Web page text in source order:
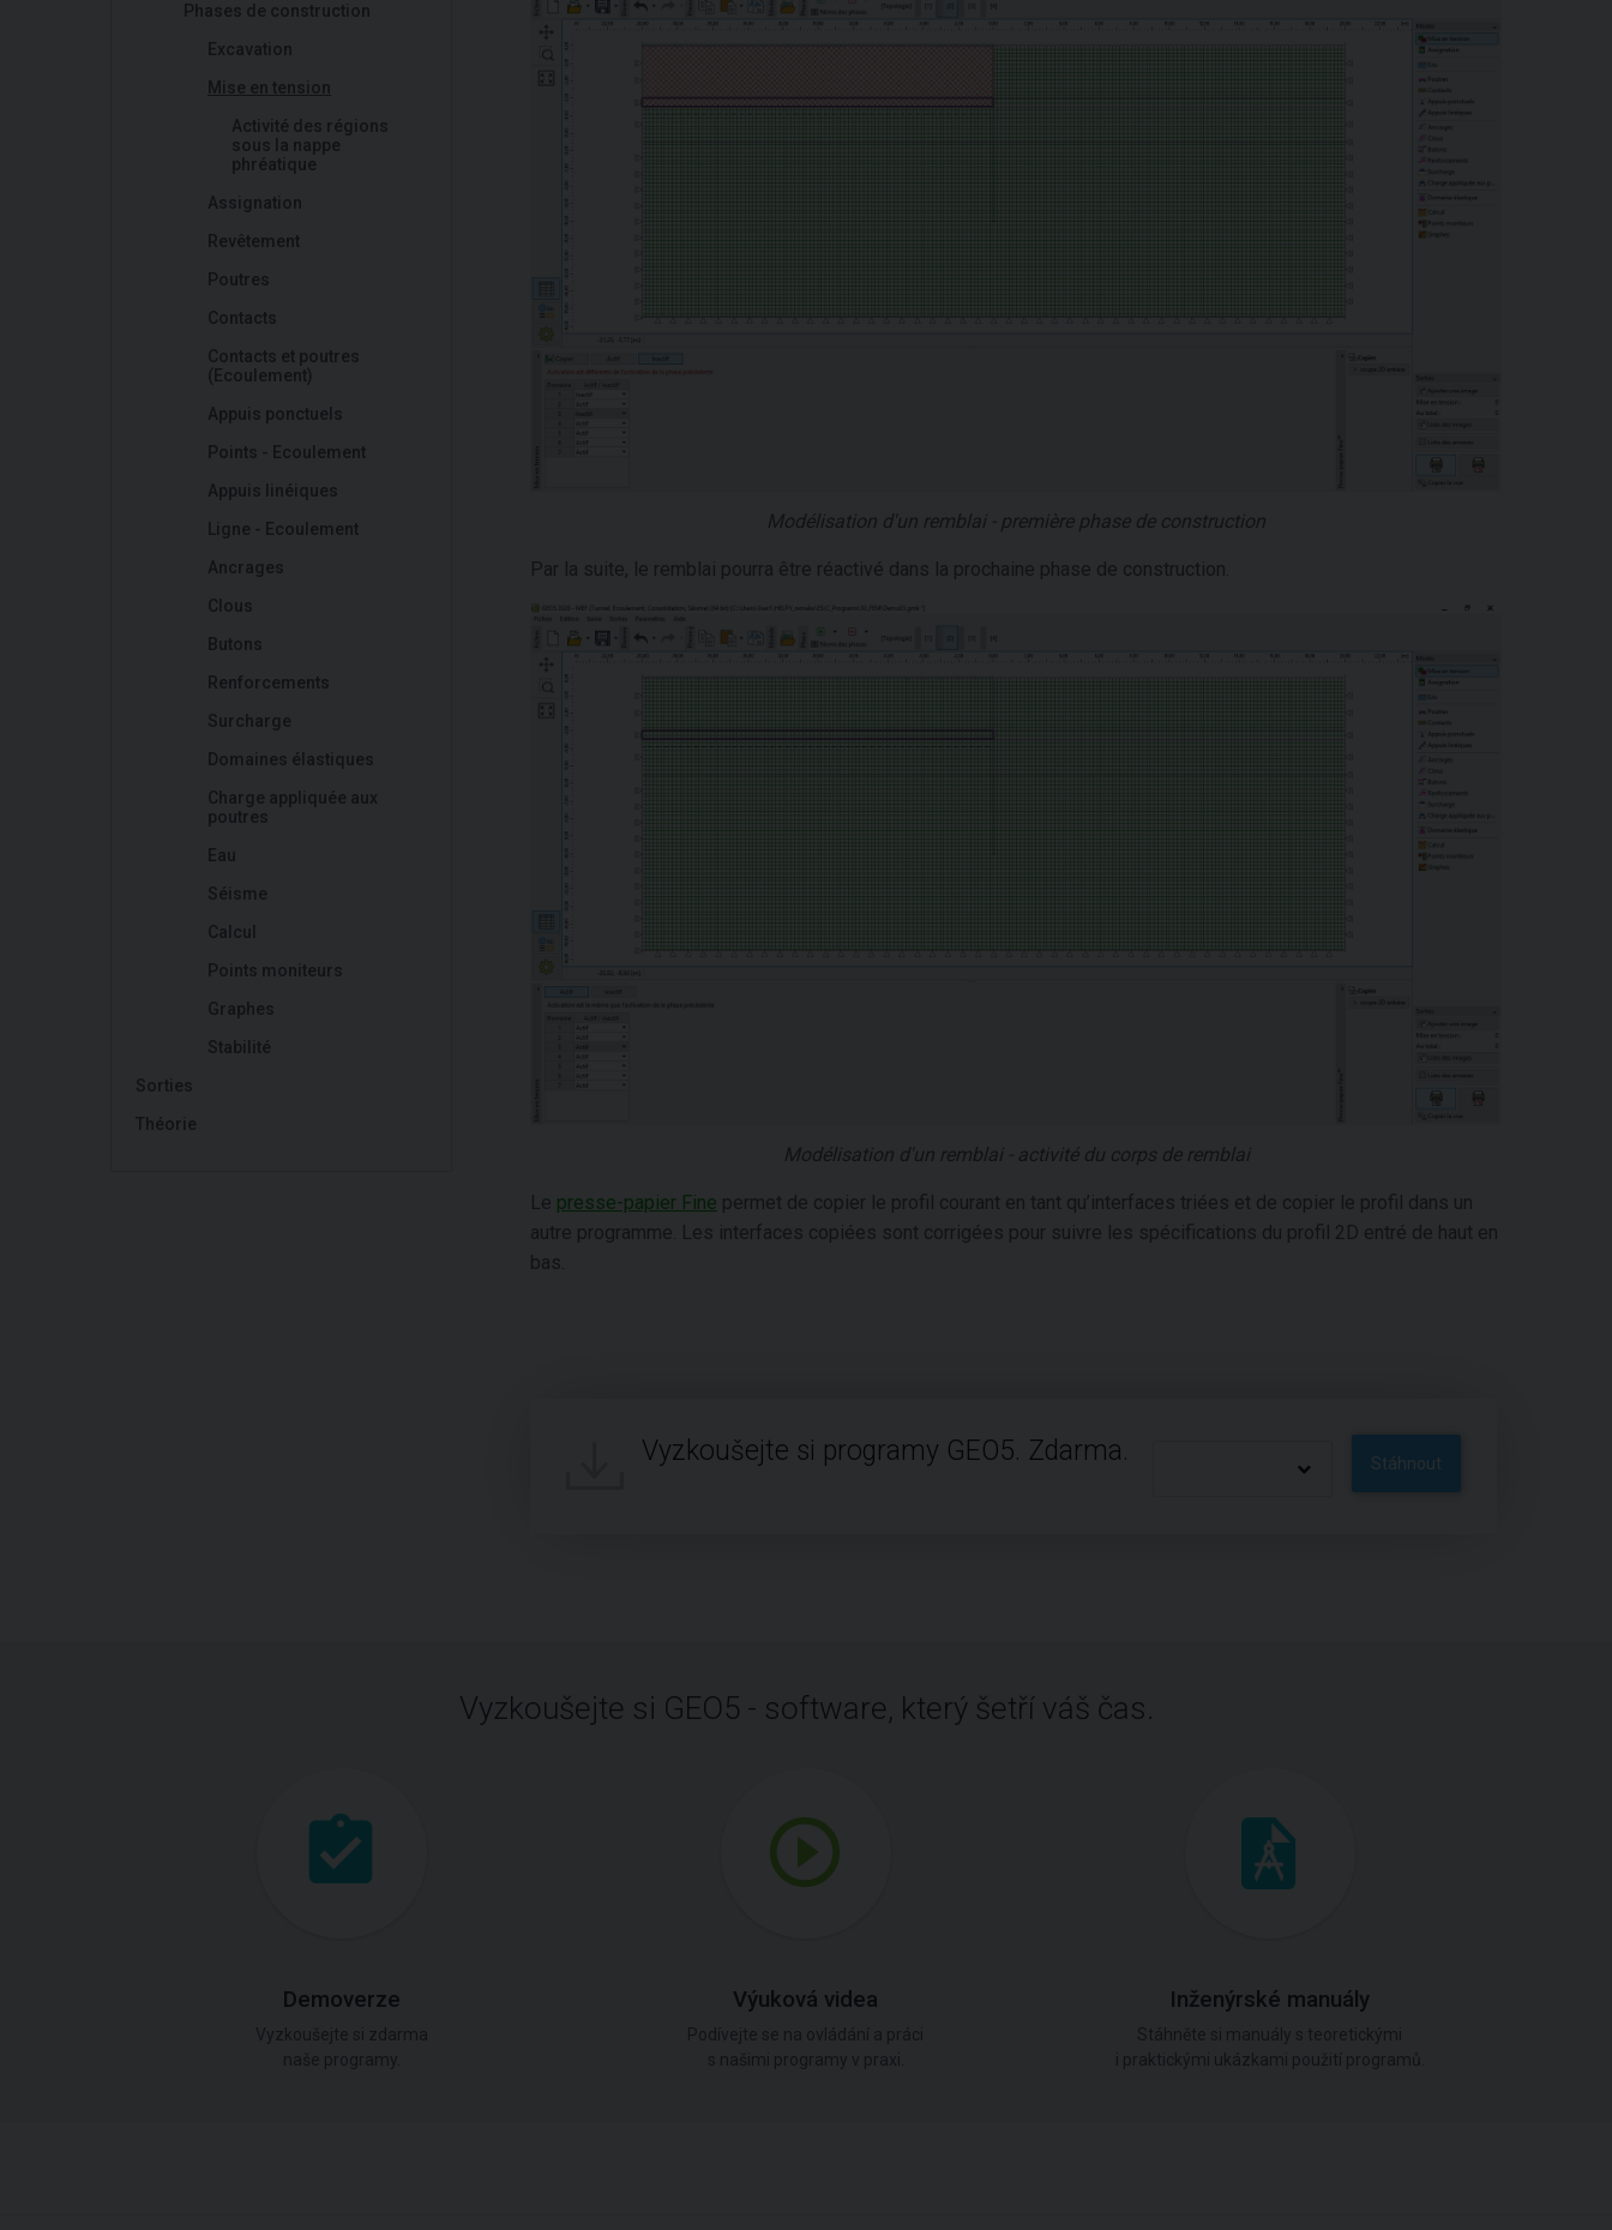
Phases de construction
Excavation
Mise en tension
Activité des régions
sous la nappe
phréatique
Assignation
Revêtement
Poutres
Contacts
Contacts et poutres
(Ecoulement)
Appuis ponctuels
Points - Ecoulement
Appuis linéiques
Ligne - Ecoulement
Ancrages
Clous
Butons
Renforcements
Surcharge
Domaines élastiques
Charge appliquée aux
poutres
Eau
Séisme
Calcul
Points moniteurs
Graphes
Stabilité
Sorties
Théorie
Modélisation d'un remblai - première phase de construction
Par la suite, le remblai pourra être réactivé dans la prochaine phase de construction.
Modélisation d'un remblai - activité du corps de remblai
Le presse-papier Fine permet de copier le profil courant en tant qu’interfaces triées et de copier le profil dans un
autre programme. Les interfaces copiées sont corrigées pour suivre les spécifications du profil 2D entré de haut en
bas.
Vyzkoušejte si programy GEO5. Zdarma. Stáhnout
Vyzkoušejte si GEO5 - software, který šetří váš čas.
Demoverze Výuková videa Inženýrské manuály